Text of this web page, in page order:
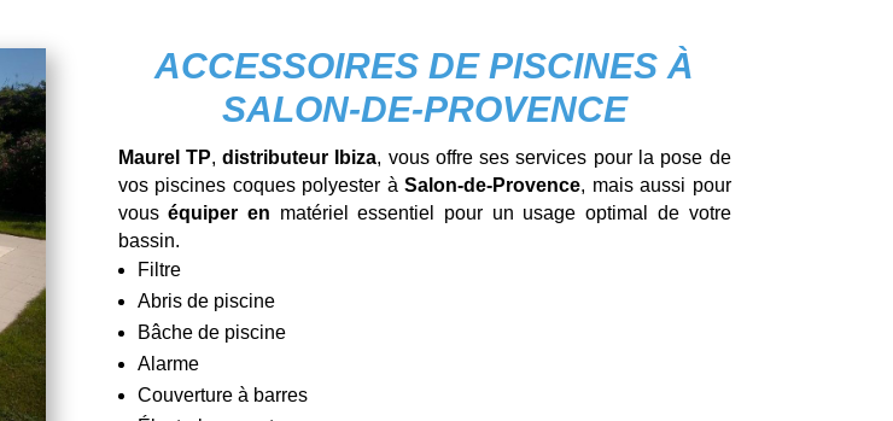
ACCESSOIRES DE PISCINES À
SALON-DE-PROVENCE
Maurel TP,distributeur Ibiza, vous offre ses services pour la pose de
vos piscines coques polyester àSalon-de-Provence, mais aussi pour
vouséquiper en matériel essentiel pour un usage optimal de votre
bassin.
Filtre
Abris de piscine
Bâche de piscine
Alarme
Couverture à barres